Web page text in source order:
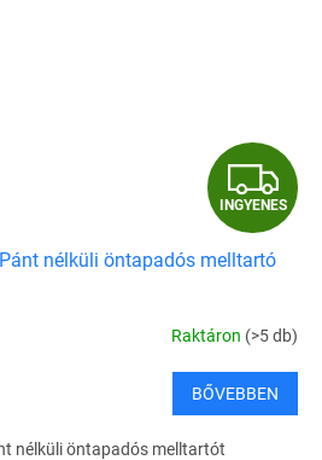
I
N
Y
E
N
INGYENES
Pánt nélküli öntapadós melltartó
Raktáron (>5 db)
BŐVEBBEN
nélküli öntapadós melltartót